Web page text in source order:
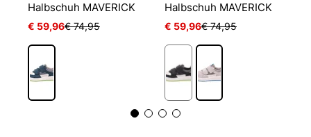
Halbschuh MAVERICK
€ 59,96€ 74,95
Halbschuh MAVERICK
€ 59,96€ 74,95